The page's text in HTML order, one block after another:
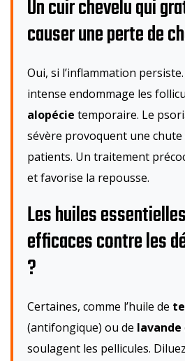
Un cuir chevelu qui
causer une perte de
Oui, si l’inflammation
intense endommage les
alopécie temporaire. Le
sévère provoquent une chute
patients. Un traitement
et favorise la repousse.
Les huiles
efficaces contre les
?
Certaines, comme l’huile de
(antifongique) ou de lavande
soulagent les pellicules.